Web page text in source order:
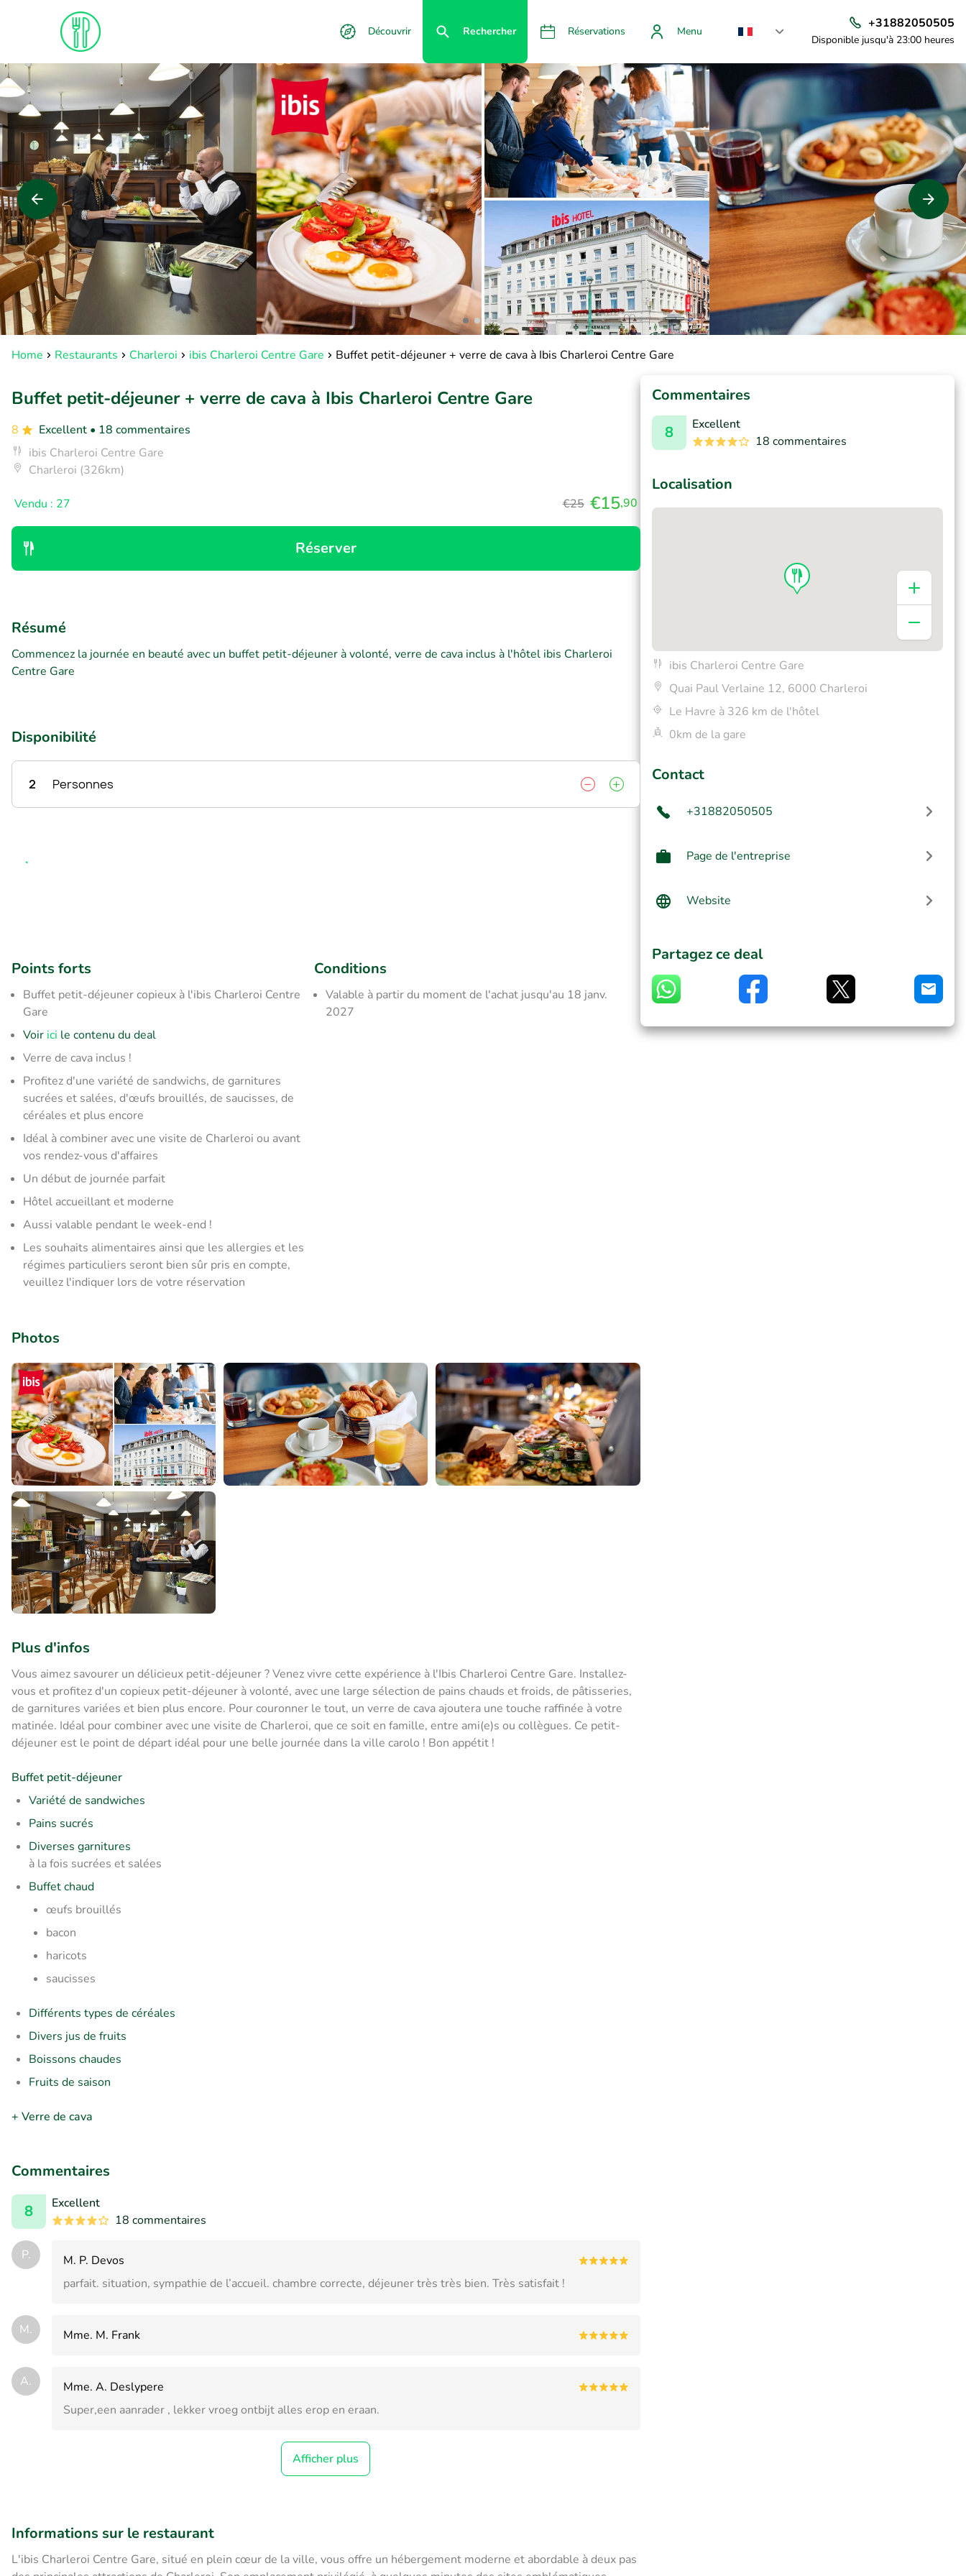
Découvrir Rechercher Réservations Menu
+31882050505
Disponible jusqu'à 23:00 heures
Home Restaurants Charleroi ibis Charleroi Centre Gare Buffet petit-déjeuner + verre de cava à Ibis Charleroi Centre Gare
Buffet petit-déjeuner + verre de cava à Ibis Charleroi Centre Gare
8 Excellent • 18 commentaires
ibis Charleroi Centre Gare
Charleroi (326km)
Vendu : 27 €25 €15,90
Réserver
Résumé
Commencez la journée en beauté avec un buffet petit-déjeuner à volonté, verre de cava inclus à l'hôtel ibis Charleroi
Centre Gare
Disponibilité
2 Personnes
Points forts
Buffet petit-déjeuner copieux à l'ibis Charleroi Centre
Gare
Voir ici le contenu du deal
Verre de cava inclus !
Profitez d'une variété de sandwichs, de garnitures
sucrées et salées, d'œufs brouillés, de saucisses, de
céréales et plus encore
Idéal à combiner avec une visite de Charleroi ou avant
vos rendez-vous d'affaires
Un début de journée parfait
Hôtel accueillant et moderne
Aussi valable pendant le week-end !
Les souhaits alimentaires ainsi que les allergies et les
régimes particuliers seront bien sûr pris en compte,
veuillez l'indiquer lors de votre réservation
Conditions
Valable à partir du moment de l'achat jusqu'au 18 janv.
2027
Photos
Plus d'infos
Vous aimez savourer un délicieux petit-déjeuner ? Venez vivre cette expérience à l'Ibis Charleroi Centre Gare. Installez-
vous et profitez d'un copieux petit-déjeuner à volonté, avec une large sélection de pains chauds et froids, de pâtisseries,
de garnitures variées et bien plus encore. Pour couronner le tout, un verre de cava ajoutera une touche raffinée à votre
matinée. Idéal pour combiner avec une visite de Charleroi, que ce soit en famille, entre ami(e)s ou collègues. Ce petit-
déjeuner est le point de départ idéal pour une belle journée dans la ville carolo ! Bon appétit !
Buffet petit-déjeuner
Variété de sandwiches
Pains sucrés
Diverses garnitures
à la fois sucrées et salées
Buffet chaud
œufs brouillés
bacon
haricots
saucisses
Différents types de céréales
Divers jus de fruits
Boissons chaudes
Fruits de saison
+ Verre de cava
Commentaires
8
Excellent
18 commentaires
P.
M. P. Devos
parfait. situation, sympathie de l’accueil. chambre correcte, déjeuner très très bien. Très satisfait !
M. Mme. M. Frank
A.
Mme. A. Deslypere
Super,een aanrader , lekker vroeg ontbijt alles erop en eraan.
Afficher plus
Informations sur le restaurant
L'ibis Charleroi Centre Gare, situé en plein cœur de la ville, vous offre un hébergement moderne et abordable à deux pas
Commentaires
8
Excellent
18 commentaires
Localisation
ibis Charleroi Centre Gare
Quai Paul Verlaine 12, 6000 Charleroi
Le Havre à 326 km de l'hôtel
0km de la gare
Contact
+31882050505
Page de l'entreprise
Website
Partagez ce deal